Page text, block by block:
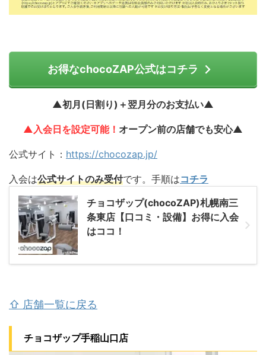
お得なchocoZAP公式はコチラ
▲初月(日割り)＋翌月分のお支払い▲
▲入会日を設定可能！ オープン前の店舗でも安心▲
公式サイト： https://chocozap.jp/
入会は公式サイトのみ受付です。手順はコチラ
チョコザップ(chocoZAP)札幌南三
条東店【口コミ・設備】お得に入会
はココ！
⇧ 店舗一覧に戻る
チョコザップ手稲山口店